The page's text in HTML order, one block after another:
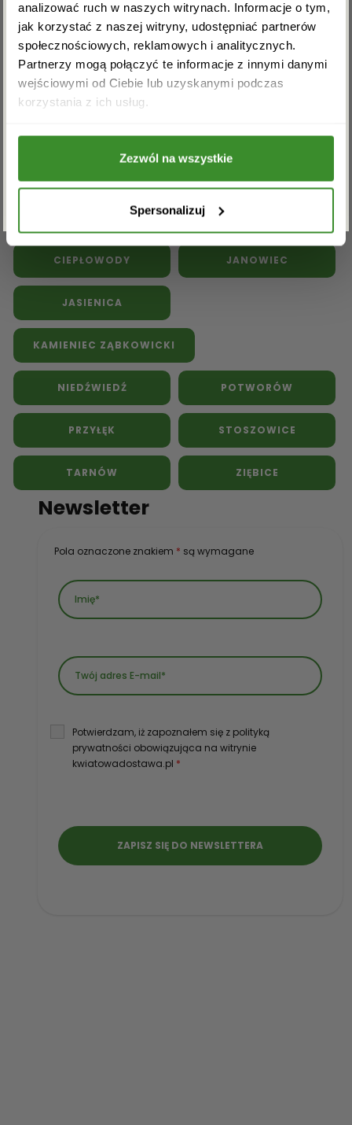
analizować ruch w naszych witrynach. Informacje o tym,
jak korzystać z naszej witryny, udostępniać partnerów
społecznościowych, reklamowych i analitycznych.
Partnerzy mogą połączyć te informacje z innymi danymi
wejściowymi od Ciebie lub uzyskanymi podczas
korzystania z ich usług.
Zezwól na wszystkie
Spersonalizuj
Kwiaty doniczkowe Kwiaty na pogrzeb
Inne kwiaciarnie w powiecie
ząbkowickim:
CIEPŁOWODY JANOWIEC
JASIENICA
KAMIENIEC ZĄBKOWICKI
NIEDŹWIEDŹ POTWORÓW
PRZYŁĘK STOSZOWICE
TARNÓW ZIĘBICE
Newsletter
Pola oznaczone znakiem * są wymagane
Potwierdzam, iż zapoznałem się z polityką
prywatności obowiązująca na witrynie
kwiatowadostawa.pl *
Akceptuję regulamin i wyrażam zgodę na
przetwarzanie powyższych danych osobowych
ZAPISZ SIĘ